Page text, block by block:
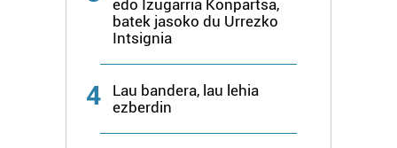
edo Izugarria Konpartsa,
batek jasoko du Urrezko
Intsignia
4
Lau bandera, lau lehia
ezberdin